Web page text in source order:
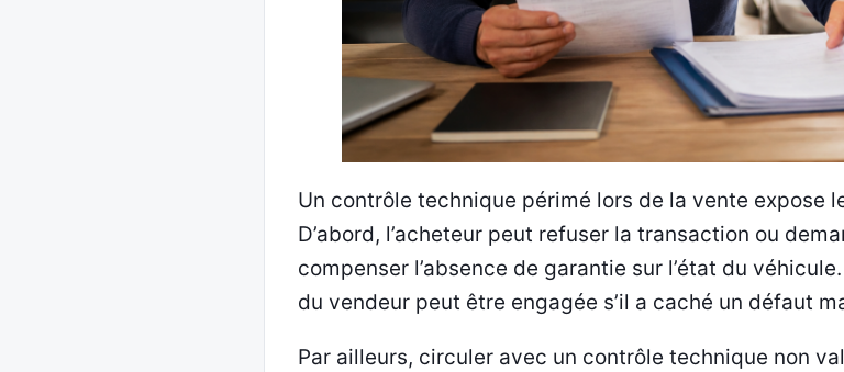
Un contrôle technique périmé lors de la vente expose
D’abord, l’acheteur peut refuser la transaction ou
compenser l’absence de garantie sur l’état du
du vendeur peut être engagée s’il a caché un défaut
Par ailleurs, circuler avec un contrôle technique non